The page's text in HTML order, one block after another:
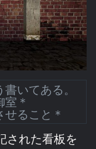
いてある。
＊
ること＊
された看板を